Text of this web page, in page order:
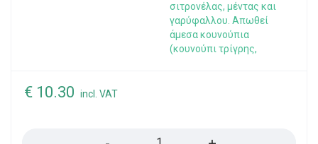
σιτρονέλας, μέντας και
γαρύφαλλου. Απωθεί
άμεσα κουνούπια
(κουνούπι τρίγρης,
€ 10.30 incl. VAT